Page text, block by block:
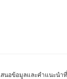
นอข้อมูลและคำแนะนำ